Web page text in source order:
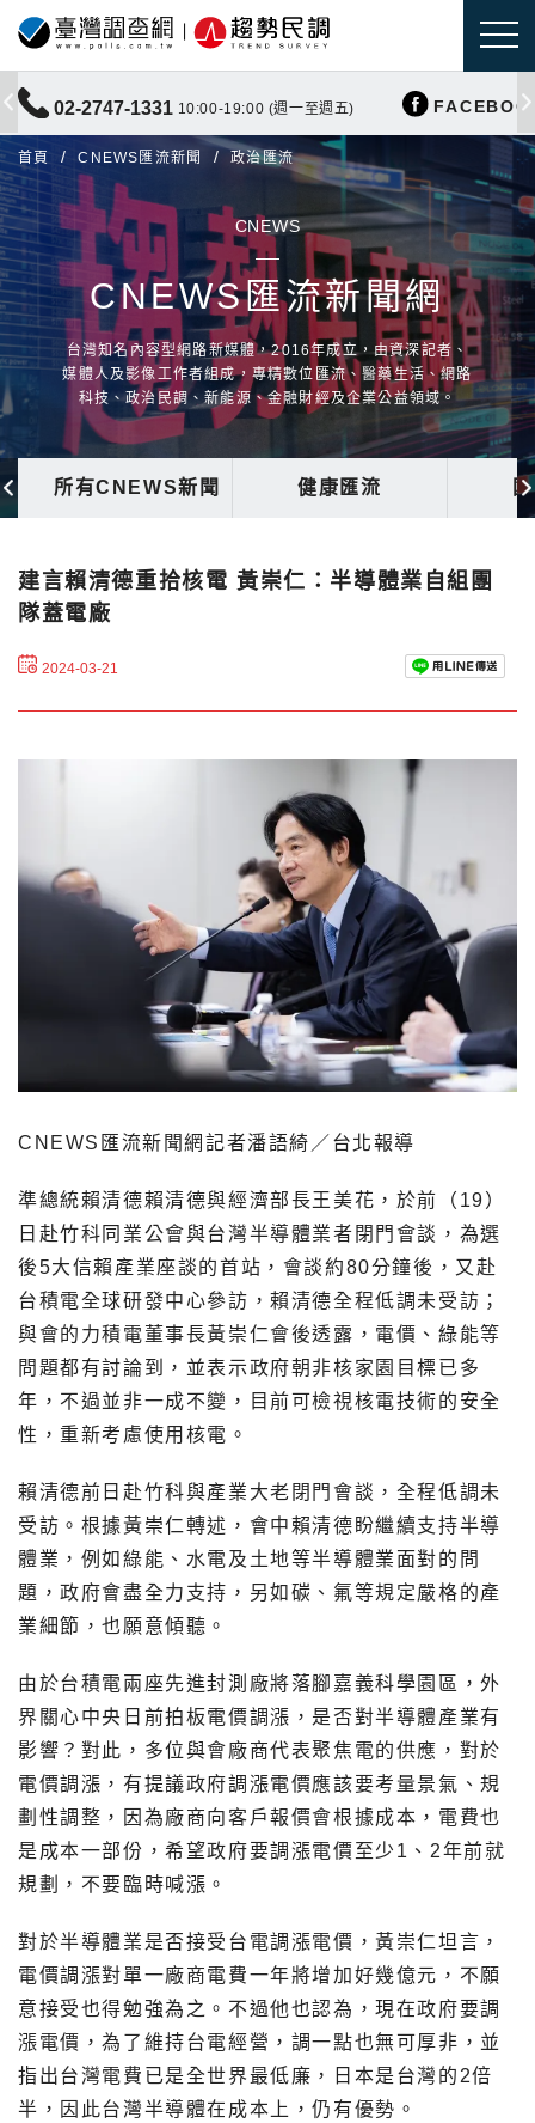
02-2747-1331 10:00-19:00 (週一至週五)
首頁 CNEWS匯流新聞 政治匯流
CNEWS
CNEWS匯流新聞網
台灣知名內容型網路新媒體，2016年成立，由資深記者、
媒體人及影像工作者組成，專精數位匯流、醫藥生活、網路
科技、政治民調、新能源、金融財經及企業公益領域。
所有CNEWS新聞 健康匯流
建言賴清德重拾核電 黃崇仁：半導體業自組團
隊蓋電廠
2024-03-21
CNEWS匯流新聞網記者潘語綺／台北報導
準總統賴清德賴清德與經濟部長王美花，於前（19）
日赴竹科同業公會與台灣半導體業者閉門會談，為選
後5大信賴產業座談的首站，會談約80分鐘後，又赴
台積電全球研發中心參訪，賴清德全程低調未受訪；
與會的力積電董事長黃崇仁會後透露，電價、綠能等
問題都有討論到，並表示政府朝非核家園目標已多
年，不過並非一成不變，目前可檢視核電技術的安全
性，重新考慮使用核電。
賴清德前日赴竹科與產業大老閉門會談，全程低調未
受訪。根據黃崇仁轉述，會中賴清德盼繼續支持半導
體業，例如綠能、水電及土地等半導體業面對的問
題，政府會盡全力支持，另如碳、氟等規定嚴格的產
業細節，也願意傾聽。
由於台積電兩座先進封測廠將落腳嘉義科學園區，外
界關心中央日前拍板電價調漲，是否對半導體產業有
影響？對此，多位與會廠商代表聚焦電的供應，對於
電價調漲，有提議政府調漲電價應該要考量景氣、規
劃性調整，因為廠商向客戶報價會根據成本，電費也
是成本一部份，希望政府要調漲電價至少1、2年前就
規劃，不要臨時喊漲。
對於半導體業是否接受台電調漲電價，黃崇仁坦言，
電價調漲對單一廠商電費一年將增加好幾億元，不願
意接受也得勉強為之。不過他也認為，現在政府要調
漲電價，為了維持台電經營，調一點也無可厚非，並
指出台灣電費已是全世界最低廉，日本是台灣的2倍
半，因此台灣半導體在成本上，仍有優勢。